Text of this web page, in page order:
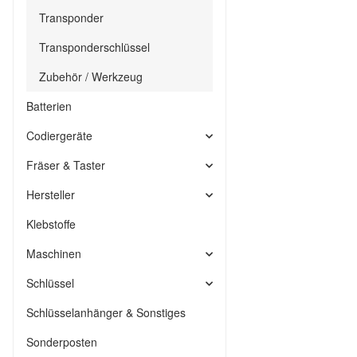
Transponder
Transponderschlüssel
Zubehör / Werkzeug
Batterien
Codiergeräte
Fräser & Taster
Hersteller
Klebstoffe
Maschinen
Schlüssel
Schlüsselanhänger & Sonstiges
Sonderposten